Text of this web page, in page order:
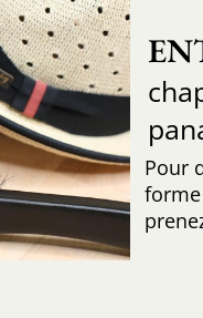
Pour